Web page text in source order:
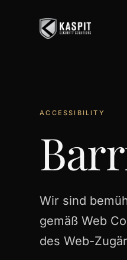
ACCESSIBILITY
Wir sind
gemäß Web
des Web-